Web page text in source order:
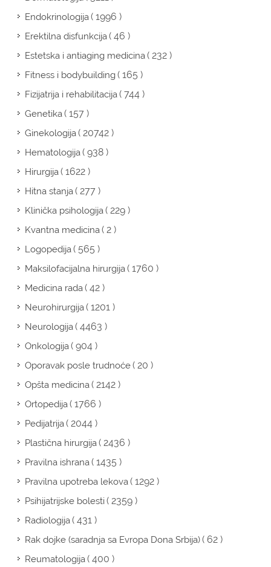
Endokrinologija( 1996 )
Erektilna disfunkcija( 46 )
Estetska i antiaging medicina( 232 )
Fitness i bodybuilding( 165 )
Fizijatrija i rehabilitacija( 744 )
Genetika( 157 )
Ginekologija( 20742 )
Hematologija( 938 )
Hirurgija( 1622 )
Hitna stanja( 277 )
Klinička psihologija( 229 )
Kvantna medicina( 2 )
Logopedija( 565 )
Maksilofacijalna hirurgija( 1760 )
Medicina rada( 42 )
Neurohirurgija( 1201 )
Neurologija( 4463 )
Onkologija( 904 )
Oporavak posle trudnoće( 20 )
Opšta medicina( 2142 )
Ortopedija( 1766 )
Pedijatrija( 2044 )
Plastična hirurgija( 2436 )
Pravilna ishrana( 1435 )
Pravilna upotreba lekova( 1292 )
Psihijatrijske bolesti( 2359 )
Radiologija( 431 )
Rak dojke (saradnja sa Evropa Dona Srbija)( 62 )
Reumatologija( 400 )